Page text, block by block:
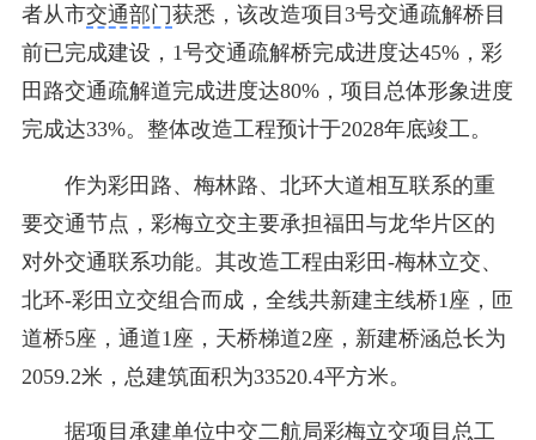
者从市交通部门获悉，该改造项目3号交通疏解桥目
前已完成建设，1号交通疏解桥完成进度达45%，彩
田路交通疏解道完成进度达80%，项目总体形象进度
完成达33%。整体改造工程预计于2028年底竣工。
作为彩田路、梅林路、北环大道相互联系的重
要交通节点，彩梅立交主要承担福田与龙华片区的
对外交通联系功能。其改造工程由彩田-梅林立交、
北环-彩田立交组合而成，全线共新建主线桥1座，匝
道桥5座，通道1座，天桥梯道2座，新建桥涵总长为
2059.2米，总建筑面积为33520.4平方米。
据项目承建单位中交二航局彩梅立交项目总工